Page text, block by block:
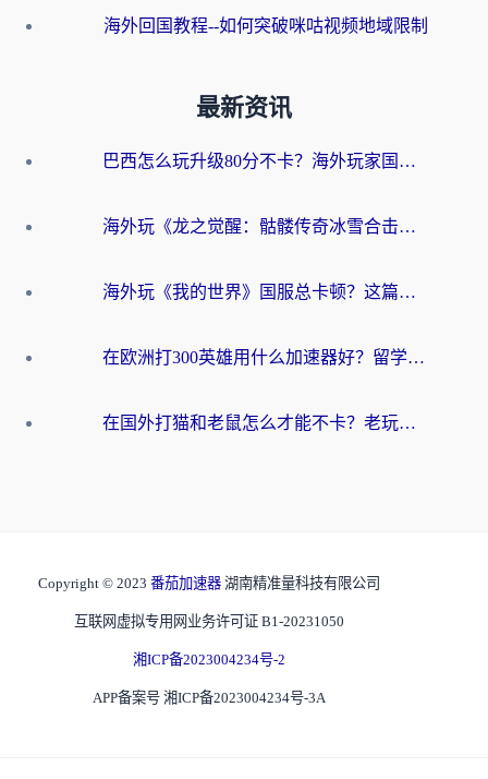
海外回国教程--如何突破咪咕视频地域限制
最新资讯
巴西怎么玩升级80分不卡？海外玩家国服游戏加速器终极指南（附避坑技巧）
海外玩《龙之觉醒：骷髅传奇冰雪合击》延迟高？这篇指南帮你解决卡顿烦恼！
海外玩《我的世界》国服总卡顿？这篇我的世界游戏加速器指南帮你解决所有问题
在欧洲打300英雄用什么加速器好？留学生亲测有效的解决方案来了
在国外打猫和老鼠怎么才能不卡？老玩家亲测的终极加速指南
Copyright © 2023 番茄加速器 湖南精准量科技有限公司
互联网虚拟专用网业务许可证 B1-20231050
湘ICP备2023004234号-2
APP备案号 湘ICP备2023004234号-3A